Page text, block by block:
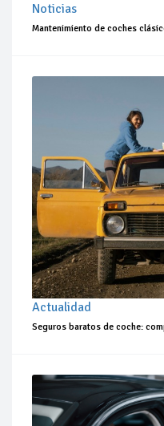
Noticias
Mantenimiento de coches
Actualidad
Seguros baratos de coche: